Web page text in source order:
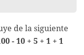
de la siguiente
- 10 + 5 + 1 + 1